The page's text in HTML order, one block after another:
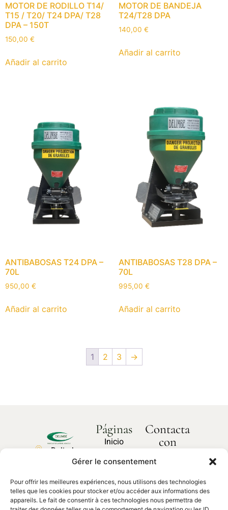
Gérer le consentement
Pour offrir les meilleures expériences, nous utilisons des technologies
telles que les cookies pour stocker et/ou accéder aux informations des
appareils. Le fait de consentir à ces technologies nous permettra de
MOTOR DE RODILLO T14/
T15 / T20/ T24 DPA/ T28
DPA – 150T
150,00 €
Añadir al carrito
MOTOR DE BANDEJA
T24/T28 DPA
140,00 €
Añadir al carrito
ANTIBABOSAS T24 DPA –
70L
950,00 €
Añadir al carrito
ANTIBABOSAS T28 DPA –
70L
995,00 €
Añadir al carrito
1 2 3 →
Delimbe
Abbaye
Bonport
27340,
Páginas
Inicio
Sobre
Nuestros
productos
Contacta
con
nosotros
¿Cómo
ayudarte?